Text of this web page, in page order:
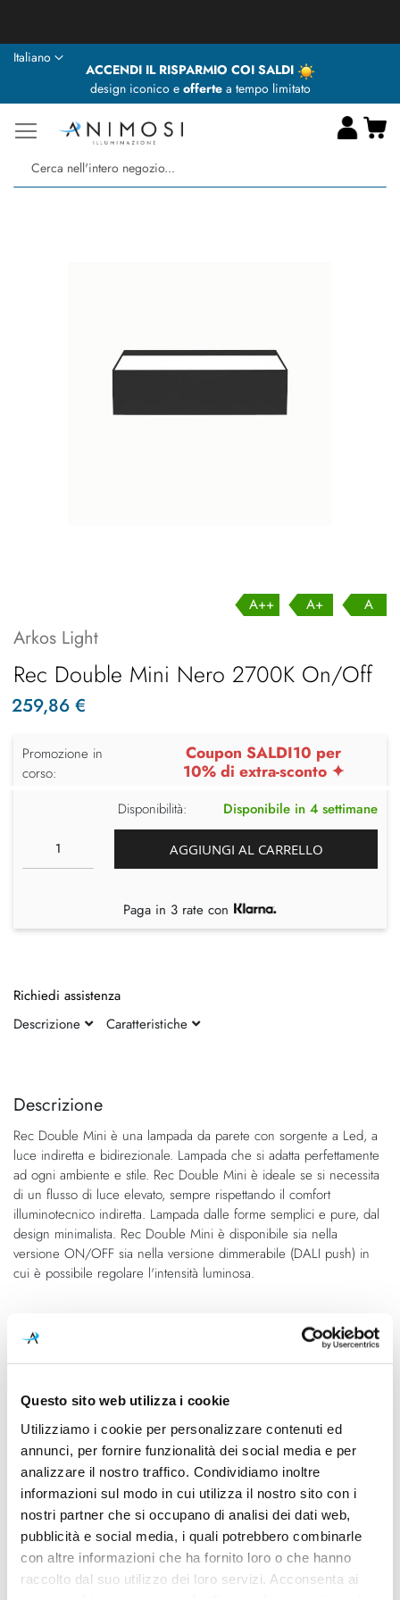
Questo sito web utilizza i cookie
Utilizziamo i cookie per personalizzare contenuti ed
annunci, per fornire funzionalità dei social media e per
analizzare il nostro traffico. Condividiamo inoltre
informazioni sul modo in cui utilizza il nostro sito con i
nostri partner che si occupano di analisi dei dati web,
pubblicità e social media, i quali potrebbero combinarle
con altre informazioni che ha fornito loro o che hanno
raccolto dal suo utilizzo dei loro servizi. Acconsenta ai
ACCENDI IL RISPARMIO COI SALDI
design iconico e offertea tempo limitato
Lingua
Italiano
fine
galleria
di
immagini
della
di
immagini
Descrizione
Rec Double Mini è una lampada da parete con sorgente a Led, a
luce indiretta e bidirezionale. Lampada che si adatta perfettamente
ad ogni ambiente e stile. Rec Double Mini è ideale se si necessita
di un flusso di luce elevato, sempre rispettando il comfort
illuminotecnico indiretta. Lampada dalle forme semplici e pure, dal
design minimalista. Rec Double Mini è disponibile sia nella
versione ON/OFF sia nella versione dimmerabile (DALI push) in
cui è possibile regolare l'intensità luminosa.
Caratteristiche
A3100010NT
2700K
Dimensioni
177mm x 110mm - H 58mm
Sorgente luminosa
Led integrato
Potenza e attacco
16.5W - 2700K - 2300Lm
Dimmerazione
On/Off
Classe energetica
A++, A+, A
Mpn
A3100010NT
A++ A+ A
Arkos Light
Rec Double Mini Nero 2700K On/Off
259,86 €
Promozione in
corso:
Coupon SALDI10 per
10% di extra-sconto ✦
Disponibilità: Disponibile in 4 settimane
AGGIUNGI AL CARRELLO
Paga in 3 rate con
Richiedi assistenza
Descrizione
Caratteristiche